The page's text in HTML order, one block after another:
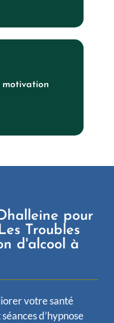
motivation
les
pour
Troubles
d'alcool à
votre santé
d’hypnose